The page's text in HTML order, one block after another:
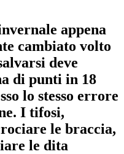
appena
cambiato volto
deve
di punti in 18
lo stesso errore
I tifosi,
le braccia,
le dita